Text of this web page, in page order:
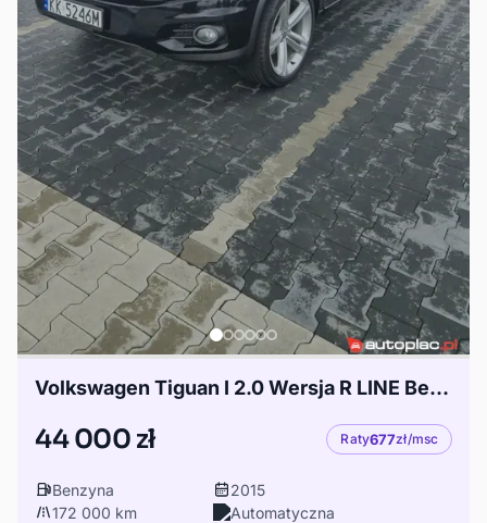
Volkswagen Tiguan I 2.0 Wersja R LINE Bezkluczykowy,kamera cofania ,nawigacja,podgrzewane fot
44 000 zł Raty677zł/msc
Benzyna
2015
172 000 km
Automatyczna